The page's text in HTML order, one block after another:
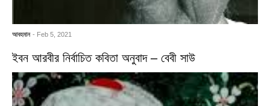
আবহমান - Feb 5, 2021
ইবন আরবীর নির্বাচিত কবিতা অনুবাদ – বেবী সাউ